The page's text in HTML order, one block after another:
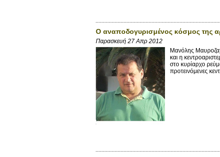
Ο αναποδογυρισμένος κόσμος της
Παρασκευή 27 Απρ 2012
Μανόλης
και η
στο κυρίαρχο
προτεινόμενες